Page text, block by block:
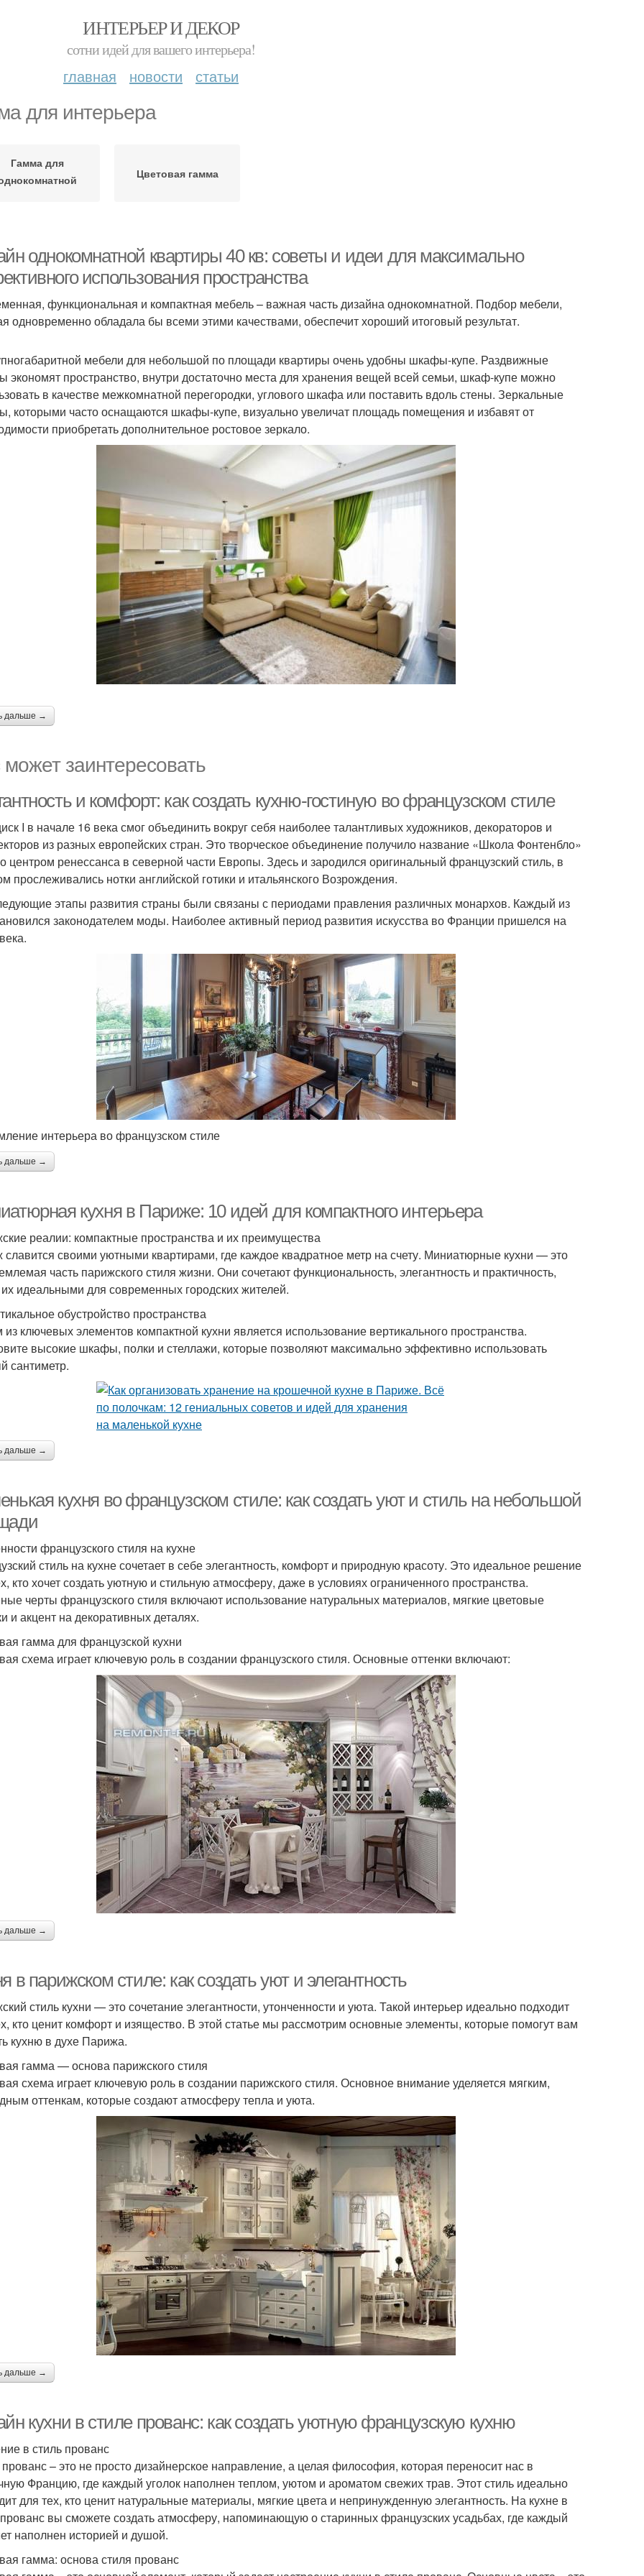
ИНТЕРЬЕР И ДЕКОР
сотни идей для вашего интерьера!
главная новости статьи
для интерьера
Гамма для
Цветовая гамма
однокомнатной квартиры 40 кв: советы и идеи для максимально
использования пространства
функциональная и компактная мебель – важная часть дизайна однокомнатной. Подбор мебели,
одновременно обладала бы всеми этими качествами, обеспечит хороший итоговый результат.
мебели для небольшой по площади квартиры очень удобны шкафы-купе. Раздвижные
экономят пространство, внутри достаточно места для хранения вещей всей семьи, шкаф-купе можно
в качестве межкомнатной перегородки, углового шкафа или поставить вдоль стены. Зеркальные
которыми часто оснащаются шкафы-купе, визуально увеличат площадь помещения и избавят от
приобретать дополнительное ростовое зеркало.
дальше →
заинтересовать
и комфорт: как создать кухню-гостиную во французском стиле
I в начале 16 века смог объединить вокруг себя наиболее талантливых художников, декораторов и
из разных европейских стран. Это творческое объединение получило название «Школа Фонтенбло»
центром ренессанса в северной части Европы. Здесь и зародился оригинальный французский стиль, в
прослеживались нотки английской готики и итальянского Возрождения.
этапы развития страны были связаны с периодами правления различных монархов. Каждый из
законодателем моды. Наиболее активный период развития искусства во Франции пришелся на
интерьера во французском стиле
дальше →
кухня в Париже: 10 идей для компактного интерьера
реалии: компактные пространства и их преимущества
своими уютными квартирами, где каждое квадратное метр на счету. Миниатюрные кухни — это
часть парижского стиля жизни. Они сочетают функциональность, элегантность и практичность,
идеальными для современных городских жителей.
обустройство пространства
ключевых элементов компактной кухни является использование вертикального пространства.
высокие шкафы, полки и стеллажи, которые позволяют максимально эффективно использовать
сантиметр.
дальше →
кухня во французском стиле: как создать уют и стиль на небольшой
французского стиля на кухне
стиль на кухне сочетает в себе элегантность, комфорт и природную красоту. Это идеальное решение
кто хочет создать уютную и стильную атмосферу, даже в условиях ограниченного пространства.
черты французского стиля включают использование натуральных материалов, мягкие цветовые
и акцент на декоративных деталях.
гамма для французской кухни
схема играет ключевую роль в создании французского стиля. Основные оттенки включают:
дальше →
в парижском стиле: как создать уют и элегантность
стиль кухни — это сочетание элегантности, утонченности и уюта. Такой интерьер идеально подходит
кто ценит комфорт и изящество. В этой статье мы рассмотрим основные элементы, которые помогут вам
кухню в духе Парижа.
гамма — основа парижского стиля
схема играет ключевую роль в создании парижского стиля. Основное внимание уделяется мягким,
оттенкам, которые создают атмосферу тепла и уюта.
дальше →
кухни в стиле прованс: как создать уютную французскую кухню
в стиль прованс
– это не просто дизайнерское направление, а целая философия, которая переносит нас в
Францию, где каждый уголок наполнен теплом, уютом и ароматом свежих трав. Этот стиль идеально
для тех, кто ценит натуральные материалы, мягкие цвета и непринужденную элегантность. На кухне в
вы сможете создать атмосферу, напоминающую о старинных французских усадьбах, где каждый
наполнен историей и душой.
гамма: основа стиля прованс